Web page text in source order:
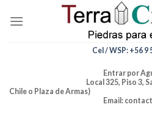
Cel / WSP: +56 9
Entrar por Agustinas
Local 325, Piso 3,
Chile o Plaza de Armas)
Email: